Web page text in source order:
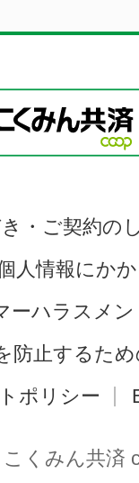
・ご契約の
人情報にか
ーハラスメ
防止するた
ポリシー
くみん共済